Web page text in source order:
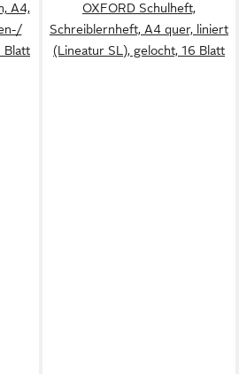
A4,
Blatt
OXFORD Schulheft,
Schreiblernheft, A4 quer, liniert
(Lineatur SL), gelocht, 16 Blatt